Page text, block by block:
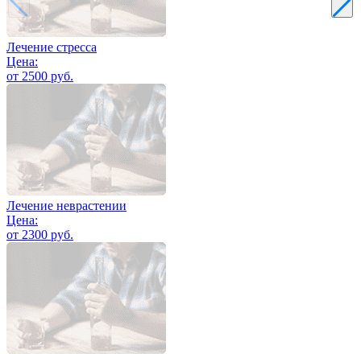
Лечение стресса
Цена:
от 2500 руб.
Лечение неврастении
Цена:
от 2300 руб.